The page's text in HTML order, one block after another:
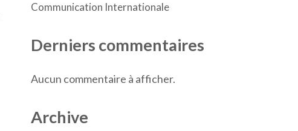
Communication Internationale
Derniers commentaires
Aucun commentaire à afficher.
Archive